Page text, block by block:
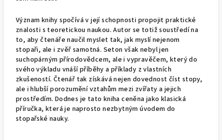
Význam knihy spočívá v její schopnosti propojit praktické
znalosti s teoretickou naukou. Autor se totiž soustředí na
to, aby čtenáře naučil myslet tak, jak myslí nejenom
stopaři, ale i zvěř samotná. Seton však nebyl jen
suchopárným přírodovědcem, ale i vypravěčem, který do
svého výkladu vnáší příběhy a příklady z vlastních
zkušeností. Čtenář tak získává nejen dovednost číst stopy,
ale i hlubší porozumění vztahům mezi zvířaty a jejich
prostředím. Dodnes je tato kniha ceněna jako klasická
příručka, která je naprosto nezbytným úvodem do
stopařské nauky.